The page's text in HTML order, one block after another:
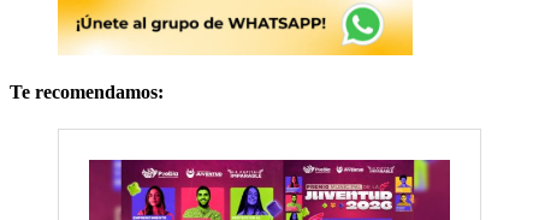
Te recomendamos: